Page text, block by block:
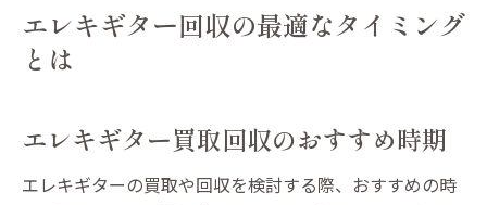
エレキギター回収の最適なタイミング
とは
エレキギター買取回収のおすすめ時期
エレキギターの買取や回収を検討する際、おすすめの時